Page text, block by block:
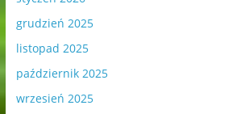
grudzień 2025
listopad 2025
październik 2025
wrzesień 2025